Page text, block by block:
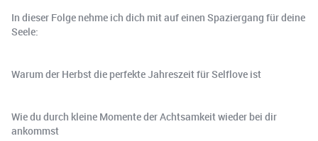
In dieser Folge nehme ich dich mit auf einen Spaziergang für deine
Seele:
Warum der Herbst die perfekte Jahreszeit für Selflove ist
Wie du durch kleine Momente der Achtsamkeit wieder bei dir
ankommst